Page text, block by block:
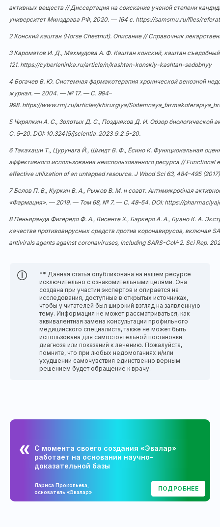
активных веществ // Диссертация на соискание ученой степени
университет Минздрава РФ, 2020. — 164 с. https://samsmu.ru/files/
2 Конский каштан (Horse Chestnut). Описание // Справочник
3 Кароматов И. Д., Махмудова А. Ф. Каштан конский, каштан
121. https://cyberleninka.ru/article/n/kashtan-konskiy-kashtan-sedobnyy
4 Богачев В. Ю. Системная фармакотерапия хронической венозной
журнал. — 2004. — № 17. — С. 994–
998. https://www.rmj.ru/articles/khirurgiya/
5 Чиряпкин А. С., Золотых Д. С., Поздняков Д. И. Обзор
С. 5–20. DOI: 10.32415/jscientia_2023_9_2_5-20.
6 Такахаши Т., Цурунага Й., Шмидт В. Ф., Ёсино К. Функциональная
эффективного использования неиспользованного ресурса //
effective utilization of an untapped resource. J Wood Sci 63, 484–495
7 Белов П. В., Куркин В. А., Рыжов В. М. и соавт. Антимикробная
«Фармация». — 2019. — Том 68, № 7. — С. 48–54. DOI: https://
8 Пеньяранда Фигередо Ф. А., Висенте Х., Баркеро А. А., Буэно К. А.
качестве противовирусных средств против коронавирусов, включая
antivirals agents against coronaviruses, including SARS-CoV-2. Sci Rep.
** Данная статья опубликована на нашем ресурсе
исключительно с ознакомительными целями. Она
создана при участии экспертов и опирается на
исследования, доступные в открытых источниках,
чтобы у читателей был широкий взгляд на заявленную
тему. Информация не может рассматриваться, как
эквивалентная замена консультации профильного
медицинского специалиста, также не может быть
использована для самостоятельной постановки
диагноза или показаний к лечению. Пожалуйста,
помните, что при любых недомоганиях и/или
ухудшении самочувствия единственно верным
решением будет обращение к врачу.
С момента своего создания «Эвалар»
работает на основании научно-
доказательной базы
Лариса Прокопьева,
основатель «Эвалар»
ПОДРОБНЕЕ